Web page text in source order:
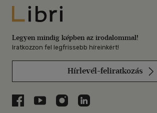
Libri
Legyen mindig képben az irodalommal!
Iratkozzon fel legfrissebb híreinkért!
Hírlevél-feliratkozás
Libri a Facebookon
Libri a Youtube-on
Libri az Instagramon
Libri a LinkedInen